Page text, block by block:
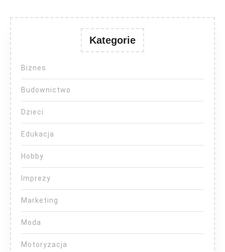
Kategorie
Biznes
Budownictwo
Dzieci
Edukacja
Hobby
Imprezy
Marketing
Moda
Motoryzacja